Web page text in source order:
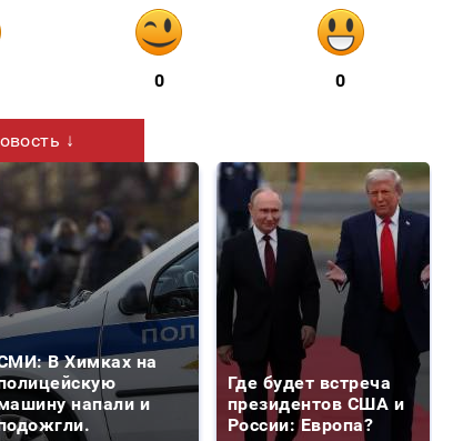
0 0
↓
В Химках на
напали и
Где будет встреча
президентов США и
России: Европа?